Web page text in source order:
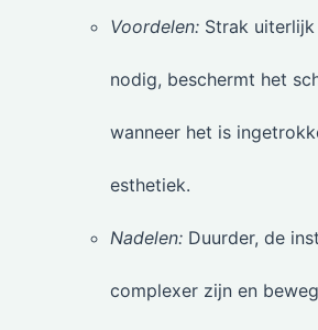
Voordelen: Strak
nodig, beschermt het
wanneer het is
esthetiek.
Nadelen: Duurder, de
complexer zijn en